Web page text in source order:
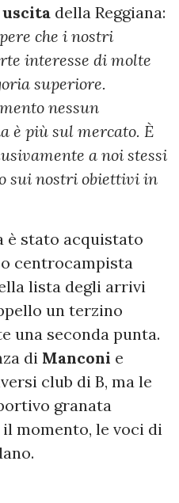
della Reggiana:
che i nostri
interesse di molte
superiore.
nessun
è più sul mercato. È
a noi stessi
sui nostri obiettivi in
è stato acquistato
centrocampista
lista degli arrivi
un terzino
una seconda punta.
di Manconi e
club di B, ma le
granata
momento, le voci di